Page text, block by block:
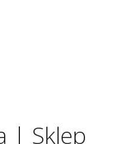
| Sklep